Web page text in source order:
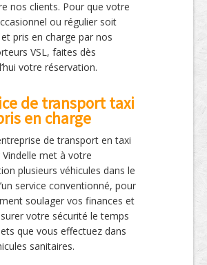
nos clients. Pour que votre
ou régulier soit
pris en charge par nos
VSL, faites dès
votre réservation.
de transport taxi
en charge
de transport en taxi
Vindelle met à votre
plusieurs véhicules dans le
service conventionné, pour
soulager vos finances et
votre sécurité le temps
que vous effectuez dans
sanitaires.